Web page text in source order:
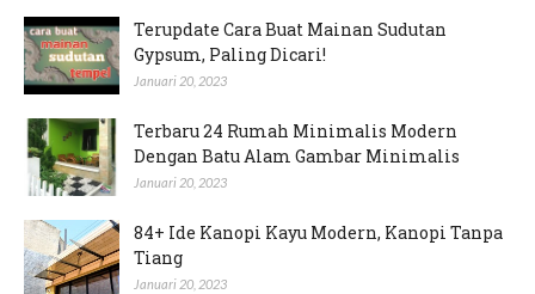
Terupdate Cara Buat Mainan Sudutan
Gypsum, Paling Dicari!
Januari 20, 2023
Terbaru 24 Rumah Minimalis Modern
Dengan Batu Alam Gambar Minimalis
Januari 20, 2023
84+ Ide Kanopi Kayu Modern, Kanopi Tanpa
Tiang
Januari 20, 2023